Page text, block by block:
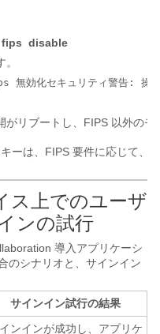
fips disable
無効化セキュリティ警告:
がリブートし、FIPS 以外の
ーは、FIPS 要件に応じて、
ス上でのユーザ
ンの試行
導入アプリケーシ
のシナリオと、サインイン
サインイン試行の結果
ンインが成功し、アプリケ